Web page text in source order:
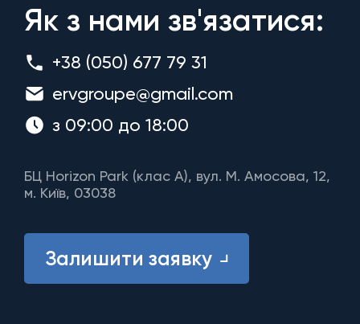
Як з нами зв'язатися:
+38 (050) 677 79 31
ervgroupe@gmail.com
з 09:00 до 18:00
БЦ Horizon Park (клас A), вул. М. Амосова, 12,
м. Київ, 03038
Залишити заявку